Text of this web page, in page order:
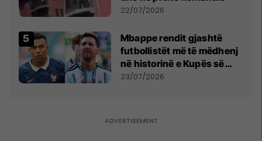
22/07/2026
Mbappe rendit gjashtë
futbollistët më të mëdhenj
në historinë e Kupës së
Botës, Messi mbetet i dyti
23/07/2026